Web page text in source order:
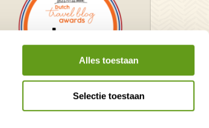
Alles toestaan
Selectie toestaan